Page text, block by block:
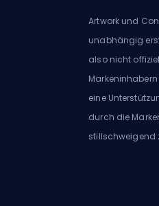
Artwork und
unabhängig
also nicht
eine
durch die
stillschweigend